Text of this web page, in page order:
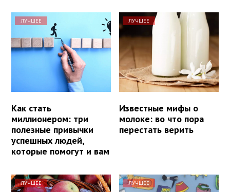
ЛУЧШЕЕ
Как стать
миллионером: три
полезные привычки
успешных людей,
которые помогут и вам
ЛУЧШЕЕ
Известные мифы о
молоке: во что пора
перестать верить
ЛУЧШЕЕ ЛУЧШЕЕ